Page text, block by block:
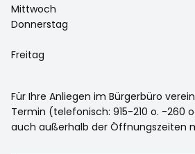
Mittwoch
Donnerstag
Freitag
Für Ihre Anliegen im Bürgerbüro
Termin (telefonisch: 915-210 o. -260
auch außerhalb der Öffnungszeiten